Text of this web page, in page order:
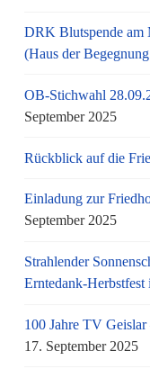
DRK Blutspende am
(Haus der
OB-Stichwahl
September 2025
Rückblick auf die
Einladung zur
September 2025
Strahlender
Erntedank-Herbstfest
100 Jahre TV
17. September 2025